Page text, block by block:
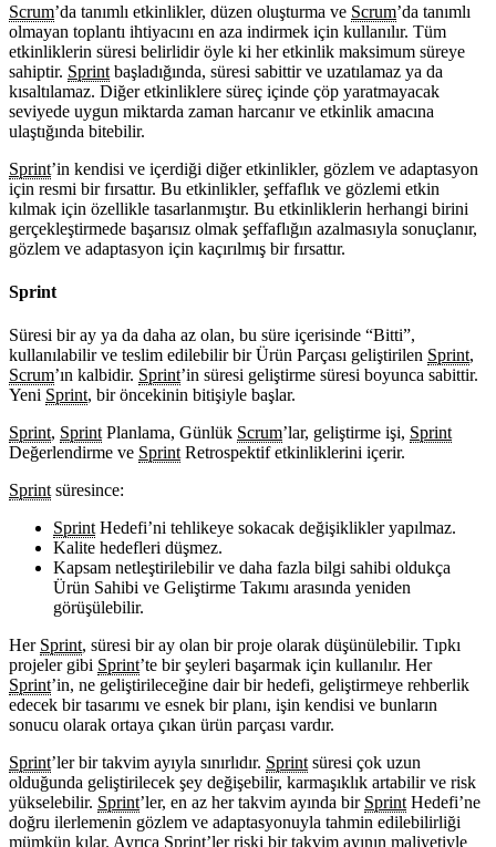
Scrum’da tanımlı etkinlikler, düzen oluşturma ve Scrum’da tanımlı
olmayan toplantı ihtiyacını en aza indirmek için kullanılır. Tüm
etkinliklerin süresi belirlidir öyle ki her etkinlik maksimum süreye
sahiptir. Sprint başladığında, süresi sabittir ve uzatılamaz ya da
kısaltılamaz. Diğer etkinliklere süreç içinde çöp yaratmayacak
seviyede uygun miktarda zaman harcanır ve etkinlik amacına
ulaştığında bitebilir.
Sprint’in kendisi ve içerdiği diğer etkinlikler, gözlem ve adaptasyon
için resmi bir fırsattır. Bu etkinlikler, şeffaflık ve gözlemi etkin
kılmak için özellikle tasarlanmıştır. Bu etkinliklerin herhangi birini
gerçekleştirmede başarısız olmak şeffaflığın azalmasıyla sonuçlanır,
gözlem ve adaptasyon için kaçırılmış bir fırsattır.
Sprint
Süresi bir ay ya da daha az olan, bu süre içerisinde “Bitti”,
kullanılabilir ve teslim edilebilir bir Ürün Parçası geliştirilen Sprint,
Scrum’ın kalbidir. Sprint’in süresi geliştirme süresi boyunca sabittir.
Yeni Sprint, bir öncekinin bitişiyle başlar.
Sprint, SprintPlanlama, Günlük Scrum’lar, geliştirme işi, Sprint
Değerlendirme ve SprintRetrospektif etkinliklerini içerir.
Sprintsüresince:
SprintHedefi’ni tehlikeye sokacak değişiklikler yapılmaz.
Kalite hedefleri düşmez.
Kapsam netleştirilebilir ve daha fazla bilgi sahibi oldukça
Ürün Sahibi ve Geliştirme Takımı arasında yeniden
görüşülebilir.
Her Sprint, süresi bir ay olan bir proje olarak düşünülebilir. Tıpkı
projeler gibi Sprint’te bir şeyleri başarmak için kullanılır. Her
Sprint’in, ne geliştirileceğine dair bir hedefi, geliştirmeye rehberlik
edecek bir tasarımı ve esnek bir planı, işin kendisi ve bunların
sonucu olarak ortaya çıkan ürün parçası vardır.
Sprint’ler bir takvim ayıyla sınırlıdır. Sprintsüresi çok uzun
olduğunda geliştirilecek şey değişebilir, karmaşıklık artabilir ve risk
yükselebilir. Sprint’ler, en az her takvim ayında bir SprintHedefi’ne
doğru ilerlemenin gözlem ve adaptasyonuyla tahmin edilebilirliği
mümkün kılar. Ayrıca Sprint’ler riski bir takvim ayının maliyetiyle